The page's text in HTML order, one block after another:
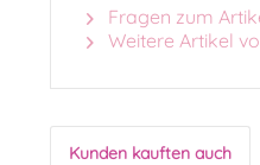
Fragen zum
Weitere Artikel
Kunden kauften auch